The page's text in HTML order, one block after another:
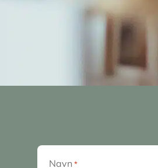
Navn *